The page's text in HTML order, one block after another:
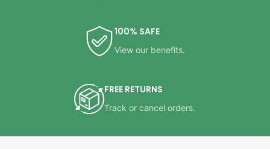
100% SAFE
View our benefits.
FREE RETURNS
Track or cancel orders.